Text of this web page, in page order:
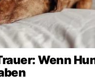
Wenn